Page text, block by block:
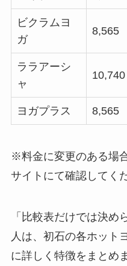
ビクラムヨ
ガ
8,565
ララアーシ
ャ
10,740
ヨガプラス 8,565
※料金に変更のある場
サイトにて確認してく
「比較表だけでは決め
人は、初石の各ホット
に詳しく特徴をまとめ